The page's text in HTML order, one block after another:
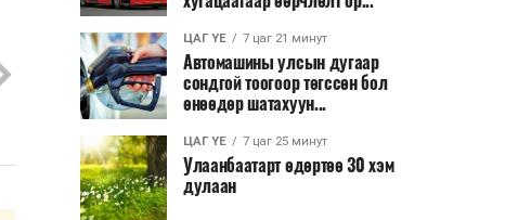
ЦАГ ҮЕ 7 цаг 21 минут
Автомашины улсын дугаар
сондгой тоогоор төгссөн бол
өнөөдөр шатахуун...
ЦАГ ҮЕ 7 цаг 25 минут
Улаанбаатарт өдөртөө 30 хэм
дулаан